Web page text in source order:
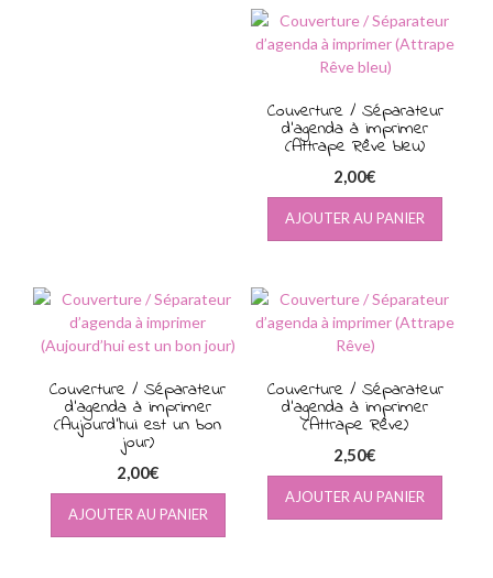
Couverture / Séparateur
d’agenda à imprimer
(Attrape Rêve bleu)
2,00€
AJOUTER AU PANIER
Couverture / Séparateur
d’agenda à imprimer
(Attrape Rêve)
2,50€
AJOUTER AU PANIER
Couverture / Séparateur
d’agenda à imprimer
(Aujourd’hui est un bon
jour)
2,00€
AJOUTER AU PANIER